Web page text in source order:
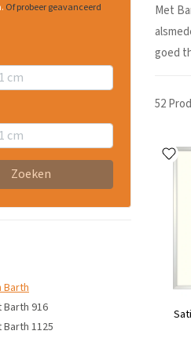
Met
goed
52
Of probeer geavanceerd
Zoeken
Barth
916
1125